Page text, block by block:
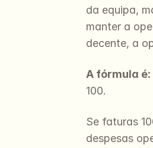
da equipa,
manter a
decente, a
A fórmula é:
100.
Se faturas
despesas